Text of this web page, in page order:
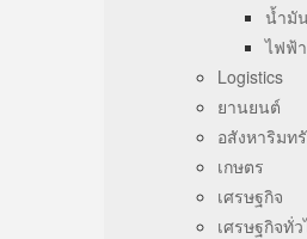
น้ำมั
ไฟฟ้
Logistics
ยานยนต์
อสังหาริมท
เกษตร
เศรษฐกิจ
เศรษฐกิจทั่ว